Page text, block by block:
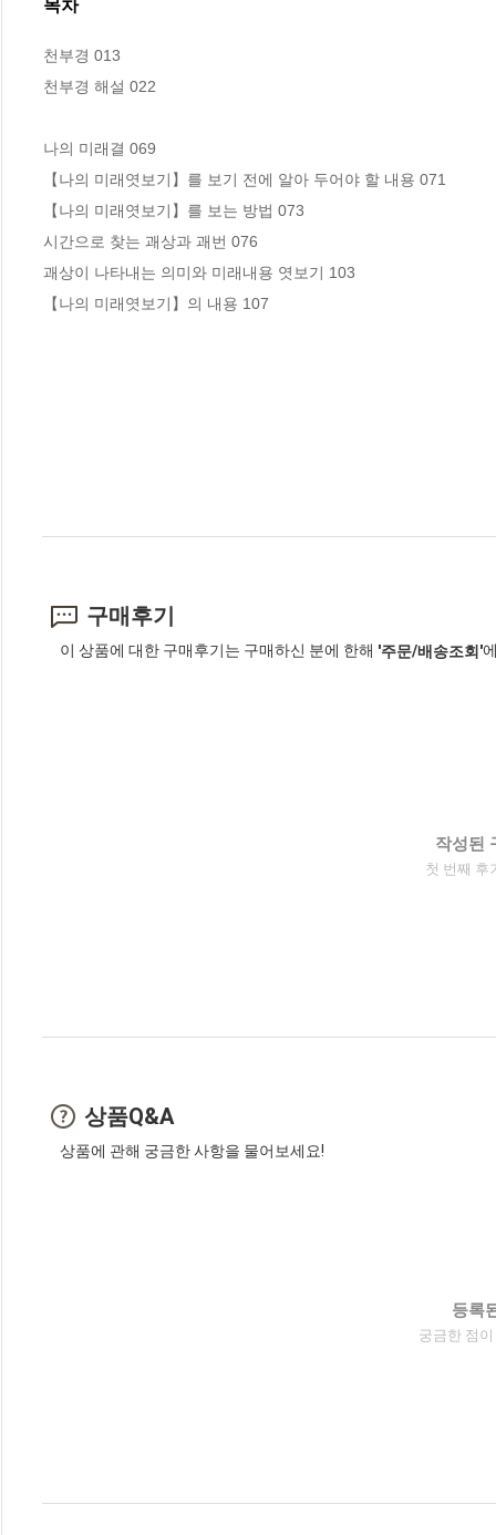
목차
천부경 013
천부경 해설 022
나의 미래결 069
【나의 미래엿보기】를 보기 전에 알아 두어야 할 내용 071
【나의 미래엿보기】를 보는 방법 073
시간으로 찾는 괘상과 괘번 076
괘상이 나타내는 의미와 미래내용 엿보기 103
【나의 미래엿보기】의 내용 107
구매후기
이 상품에 대한 구매후기는 구매하신 분에 한해 '주문/배송조회'
작성된
첫 번째 후
상품Q&A
상품에 관해 궁금한 사항을 물어보세요!
등록
궁금한 점